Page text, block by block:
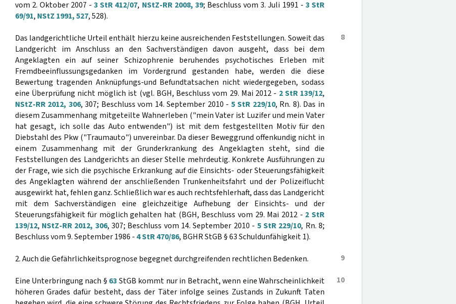
vom 2. Oktober 2007 -3 StR 412/07, NStZ-RR 2008, 39; Beschluss vom 3. Juli 1991 - 3 StR
69/91, NStZ 1991, 527, 528).
8
Das landgerichtliche Urteil enthält hierzu keine ausreichenden Feststellungen. Soweit das
Landgericht im Anschluss an den Sachverständigen davon ausgeht, dass bei dem
Angeklagten ein auf seiner Schizophrenie beruhendes psychotisches Erleben mit
Fremdbeeinflussungsgedanken im Vordergrund gestanden habe, werden die diese
Bewertung tragenden Anknüpfungs-und Befundtatsachen nicht wiedergegeben, sodass
eine Überprüfung nicht möglich ist (vgl. BGH, Beschluss vom 29. Mai 2012 - 2 StR 139/12,
NStZ-RR 2012, 306, 307; Beschluss vom 14. September 2010 - 5 StR 229/10, Rn. 8). Das in
diesem Zusammenhang mitgeteilte Wahnerleben ("mein Vater ist Luzifer und mein Vater
hat gesagt, ich solle das Auto entwenden") ist mit dem festgestellten Motiv für den
Diebstahl des Pkw ("Traumauto") unvereinbar. Da dieser Beweggrund offenkundig nicht in
einem Zusammenhang mit der Grunderkrankung des Angeklagten steht, sind die
Feststellungen des Landgerichts an dieser Stelle mehrdeutig. Konkrete Ausführungen zu
der Frage, wie sich die psychische Erkrankung auf die Einsichts- oder Steuerungsfähigkeit
des Angeklagten während der anschließenden Trunkenheitsfahrt und der Polizeiflucht
ausgewirkt hat, fehlen ganz. Schließlich war es auch rechtsfehlerhaft, dass das Landgericht
mit dem Sachverständigen eine gleichzeitige Aufhebung der Einsichts- und der
Steuerungsfähigkeit für möglich gehalten hat (BGH, Beschluss vom 29. Mai 2012 - 2 StR
139/12, NStZ-RR 2012, 306, 307; Beschluss vom 14. September 2010 - 5 StR 229/10, Rn. 8;
Beschluss vom 9. September 1986 -4 StR 470/86, BGHR StGB § 63 Schuldunfähigkeit 1).
9
2. Auch die Gefährlichkeitsprognose begegnet durchgreifenden rechtlichen Bedenken.
10
Eine Unterbringung nach § 63StGB kommt nur in Betracht, wenn eine Wahrscheinlichkeit
höheren Grades dafür besteht, dass der Täter infolge seines Zustands in Zukunft Taten